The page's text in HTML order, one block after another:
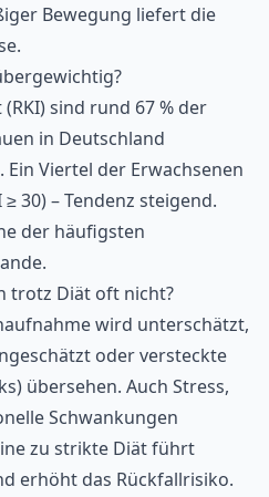
Bewegung liefert die
sind rund 67 % der
in Deutschland
Viertel der Erwachsenen
30) – Tendenz steigend.
der häufigsten
trotz Diät oft nicht?
wird unterschätzt,
oder versteckte
übersehen. Auch Stress,
Schwankungen
zu strikte Diät führt
erhöht das Rückfallrisiko.